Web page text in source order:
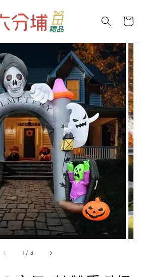
1 / 3